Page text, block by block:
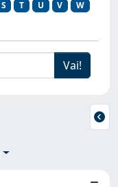
S T U V
W